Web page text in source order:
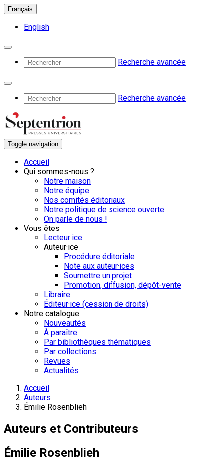
Français
English
Recherche avancée
Recherche avancée
Toggle navigation
Accueil
Qui sommes-nous ?
Notre maison
Notre équipe
Nos comités éditoriaux
Notre politique de science ouverte
On parle de nous !
Vous êtes
Lecteur·ice
Auteur·ice
Procédure éditoriale
Note aux auteur·ices
Soumettre un projet
Promotion, diffusion, dépôt-vente
Libraire
Éditeur·ice (cession de droits)
Notre catalogue
Nouveautés
À paraître
Par bibliothèques thématiques
Par collections
Revues
Actualités
Accueil
Auteurs
Émilie Rosenblieh
Auteurs et Contributeurs
Émilie Rosenblieh